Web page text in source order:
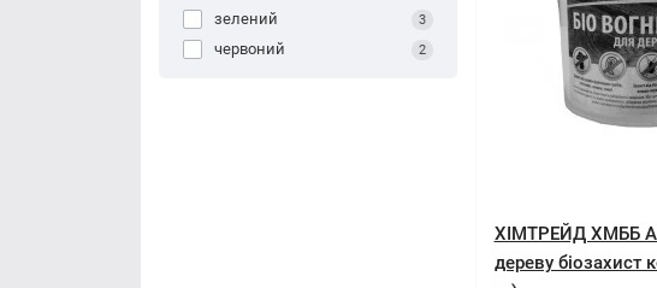
зелений 3
червоний 2
ХІМТРЕЙД ХМББ
дереву біозахист